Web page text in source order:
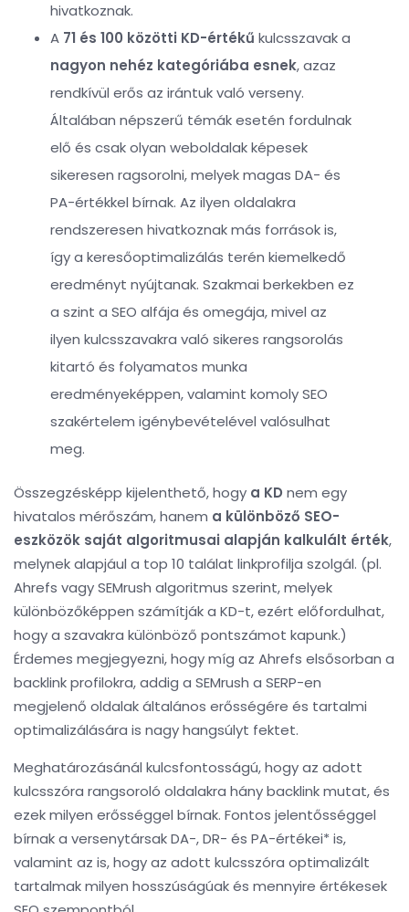
hivatkoznak.
A 71 és 100 közötti KD-értékű kulcsszavak a
nagyon nehéz kategóriába esnek, azaz
rendkívül erős az irántuk való verseny.
Általában népszerű témák esetén fordulnak
elő és csak olyan weboldalak képesek
sikeresen ragsorolni, melyek magas DA- és
PA-értékkel bírnak. Az ilyen oldalakra
rendszeresen hivatkoznak más források is,
így a keresőoptimalizálás terén kiemelkedő
eredményt nyújtanak. Szakmai berkekben ez
a szint a SEO alfája és omegája, mivel az
ilyen kulcsszavakra való sikeres rangsorolás
kitartó és folyamatos munka
eredményeképpen, valamint komoly SEO
szakértelem igénybevételével valósulhat
meg.
Összegzésképp kijelenthető, hogy a KD nem egy
hivatalos mérőszám, hanem a különböző SEO-
eszközök saját algoritmusai alapján kalkulált érték,
melynek alapjául a top 10 találat linkprofilja szolgál. (pl.
Ahrefs vagy SEMrush algoritmus szerint, melyek
különbözőképpen számítják a KD-t, ezért előfordulhat,
hogy a szavakra különböző pontszámot kapunk.)
Érdemes megjegyezni, hogy míg az Ahrefs elsősorban a
backlink profilokra, addig a SEMrush a SERP-en
megjelenő oldalak általános erősségére és tartalmi
optimalizálására is nagy hangsúlyt fektet.
Meghatározásánál kulcsfontosságú, hogy az adott
kulcsszóra rangsoroló oldalakra hány backlink mutat, és
ezek milyen erősséggel bírnak. Fontos jelentősséggel
bírnak a versenytársak DA-, DR- és PA-értékei* is,
valamint az is, hogy az adott kulcsszóra optimalizált
tartalmak milyen hosszúságúak és mennyire értékesek